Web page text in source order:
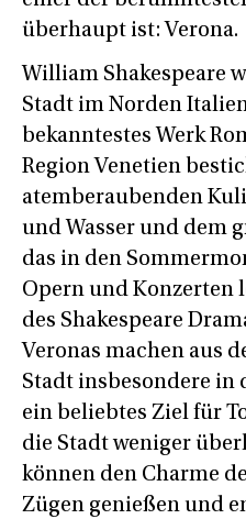
überhaupt ist: Verona.
William Shakespeare
Stadt im Norden
bekanntestes Werk
Region Venetien
atemberaubenden
und Wasser und dem
das in den
Opern und Konzerten
des Shakespeare
Veronas machen aus
Stadt insbesondere in
ein beliebtes Ziel für
die Stadt weniger
können den Charme
Zügen genießen und